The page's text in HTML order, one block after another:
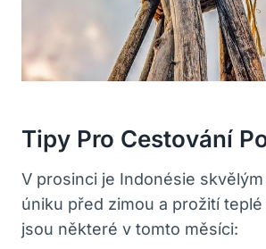
Tipy Pro Cestování
V prosinci je Indonésie
úniku před zimou a prožití
jsou některé v tomto měsíci: